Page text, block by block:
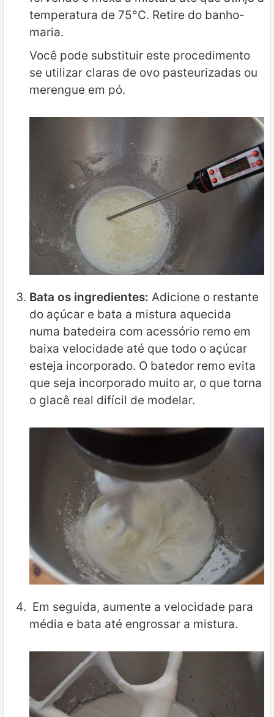
temperatura de 75°C. Retire do banho-
maria.
Você pode substituir este procedimento
se utilizar claras de ovo pasteurizadas ou
merengue em pó.
Bata os ingredientes: Adicione o restante
do açúcar e bata a mistura aquecida
numa batedeira com acessório remo em
baixa velocidade até que todo o açúcar
esteja incorporado. O batedor remo evita
que seja incorporado muito ar, o que torna
o glacê real difícil de modelar.
Em seguida, aumente a velocidade para
média e bata até engrossar a mistura.